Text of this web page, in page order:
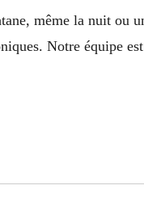
même la nuit ou
Notre équipe